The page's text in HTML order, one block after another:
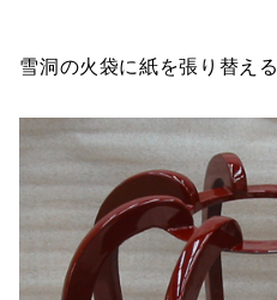
雪洞の火袋に紙を張り替え